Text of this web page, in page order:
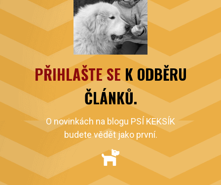
PŘIHLAŠTE SE K ODBĚRU
ČLÁNKŮ.
O novinkách na blogu PSÍ KEKSÍK
budete vědět jako první.